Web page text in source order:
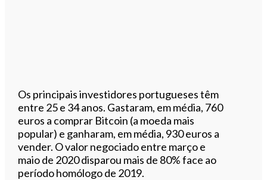
Os principais investidores portugueses têm
entre 25 e 34 anos. Gastaram, em média, 760
euros a comprar Bitcoin (a moeda mais
popular) e ganharam, em média, 930 euros a
vender. O valor negociado entre março e
maio de 2020 disparou mais de 80% face ao
período homólogo de 2019.